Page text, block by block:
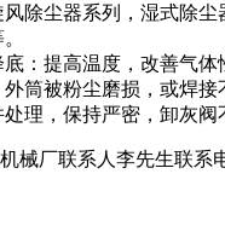
除尘器系列，湿式除尘
提高温度，改善气体
筒被粉尘磨损，或焊
理，保持严密，卸灰阀
人李先生联系电话